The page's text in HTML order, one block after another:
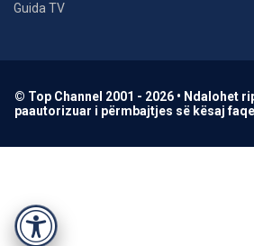
Guida TV
© Top Channel 2001 - 2026 • Ndalohet
paautorizuar i përmbajtjes së kësaj